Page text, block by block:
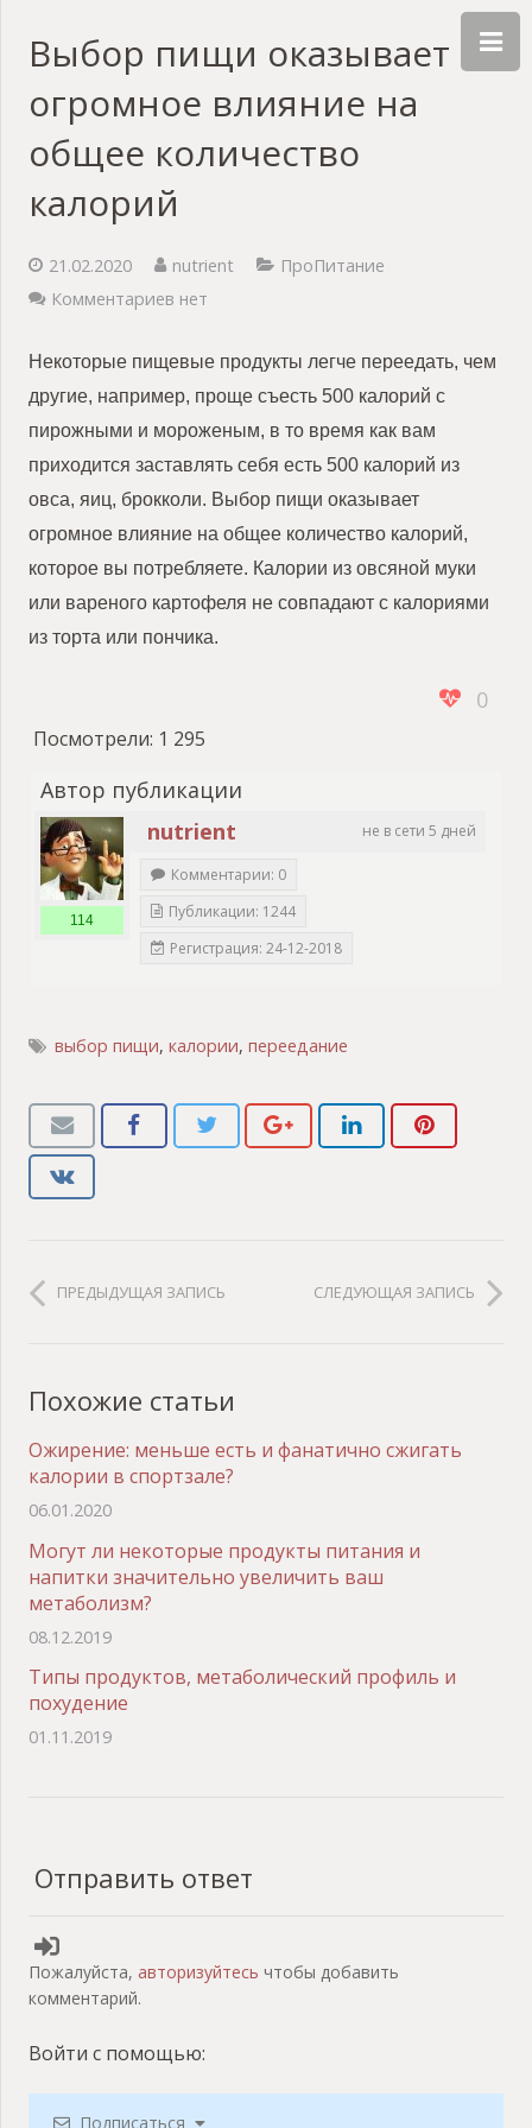
Выбор пищи оказывает
огромное влияние на
общее количество
калорий
21.02.2020 nutrient
ПроПитание
Комментариев нет
Некоторые пищевые продукты легче переедать, чем
другие, например, проще съесть 500 калорий с
пирожными и мороженым, в то время как вам
приходится заставлять себя есть 500 калорий из
овса, яиц, брокколи. Выбор пищи оказывает
огромное влияние на общее количество калорий,
которое вы потребляете. Калории из овсяной муки
или вареного картофеля не совпадают с калориями
из торта или пончика.
0
Посмотрели: 1 295
Автор публикации
не в сети 5 дней
nutrient
114
Комментарии: 0
Публикации: 1244
Регистрация: 24-12-2018
выбор пищи,калории,переедание
ПРЕДЫДУЩАЯ ЗАПИСЬ СЛЕДУЮЩАЯ ЗАПИСЬ
Похожие статьи
Ожирение: меньше есть и фанатично сжигать
калории в спортзале?
06.01.2020
Могут ли некоторые продукты питания и
напитки значительно увеличить ваш
метаболизм?
08.12.2019
Типы продуктов, метаболический профиль и
похудение
01.11.2019
Отправить ответ
Пожалуйста, авторизуйтесь чтобы добавить
комментарий.
Войти с помощью:
Подписаться